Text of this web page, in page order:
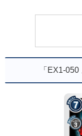
「EX1-